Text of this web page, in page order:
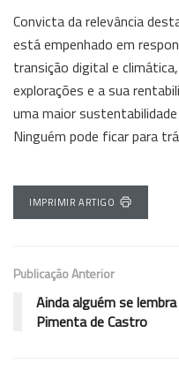
Convicta da relevância
está empenhado em
transição digital e
explorações e a sua
uma maior
Ninguém pode ficar para
IMPRIMIR ARTIGO
Publicação Anterior
Ainda alguém se
Pimenta de Castro